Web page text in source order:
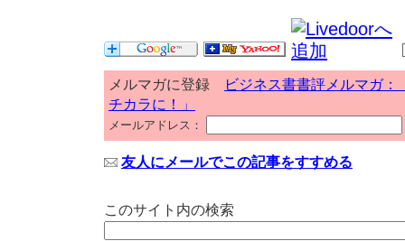
メルマガに登録
ビジネス書書評メルマガ：
チカラに！」
メールアドレス：
友人にメールでこの記事をすすめる
このサイト内の検索